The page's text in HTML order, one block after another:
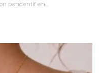
pendentif en...